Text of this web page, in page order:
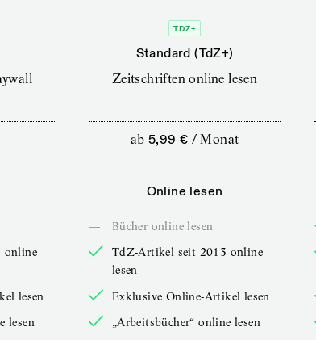
online
lesen
lesen
TDZ+
Standard (TdZ+)
Zeitschriften online lesen
ab 5,99 € /Monat
Online lesen
—
Bücher online lesen
TdZ-Artikel seit 2013 online
lesen
Exklusive Online-Artikel lesen
„Arbeitsbücher“ online lesen